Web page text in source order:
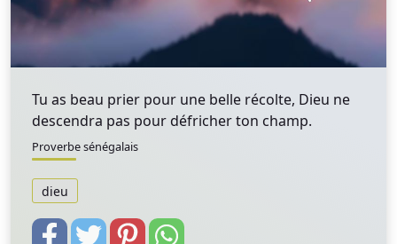
Tu as beau prier pour une belle récolte, Dieu ne
descendra pas pour défricher ton champ.
Proverbe sénégalais
dieu